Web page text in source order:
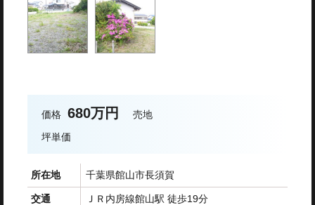
価格 680万円
売地
坪単価
所在地 千葉県館山市長須賀
交通 ＪＲ内房線館山駅 徒歩19分